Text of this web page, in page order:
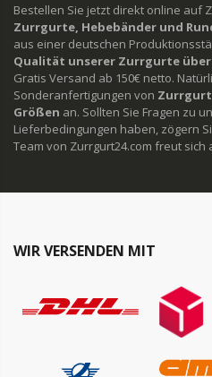
Bestellen Sie jetzt direkt online auf
Zurrgurte, Hebebänder und
aus einer deutschen
Qualität unserer Zurrgurte
Gratis Versand ab 150€ netto.
Sonderanfertigungen von
Größen an. Sollten Sie Fragen zu
Lieferbedingungen haben, zögern
Team von Zurrgurt24.com freut sich
WIR VERSENDEN MIT